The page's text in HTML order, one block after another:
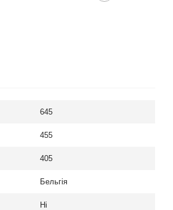
645
455
405
Бельгія
Ні